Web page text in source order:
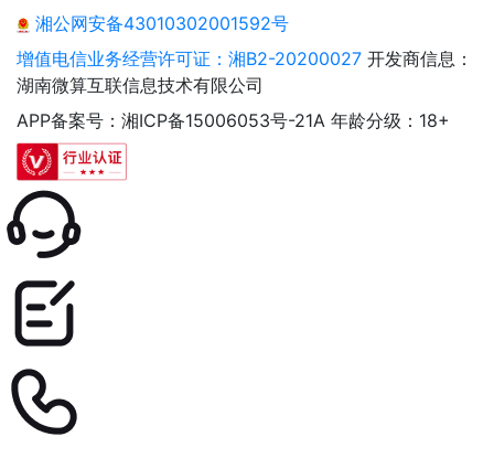
湘公网安备43010302001592号
增值电信业务经营许可证：湘B2-20200027 开发商信息：
湖南微算互联信息技术有限公司
APP备案号：湘ICP备15006053号-21A 年龄分级：18+